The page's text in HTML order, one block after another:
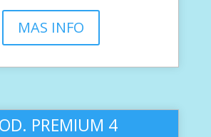
MAS INFO
PREMIUM 4